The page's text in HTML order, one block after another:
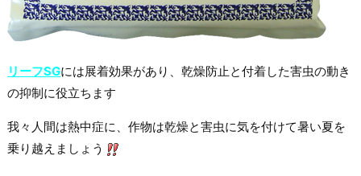
リーフSGには展着効果があり、乾燥防止と付着した害虫の動き
の抑制に役立ちます
我々人間は熱中症に、作物は乾燥と害虫に気を付けて暑い夏を
乗り越えましょう